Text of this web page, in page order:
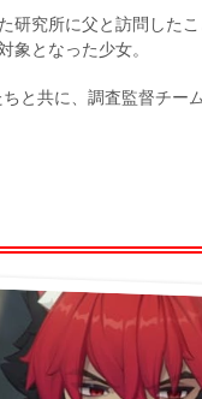
研究所に父と訪問した
象となった少女。
ちと共に、調査監督チー